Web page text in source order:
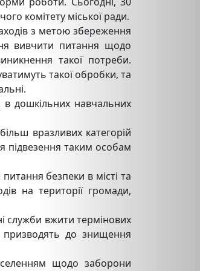
комітету міської ради.
з метою збереження
вивчити питання щодо
такої потреби.
такої обробки, та
дошкільних навчальних
вразливих категорій
підвезення таким особам
безпеки в місті та
на території громади,
служби вжити термінових
призводять до знищення
щодо заборони